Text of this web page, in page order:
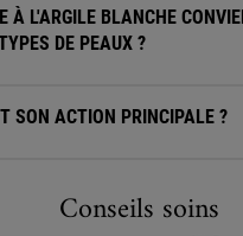
À L'ARGILE BLANCHE
DE PEAUX ?
SON ACTION PRINCIPALE ?
Conseils soins